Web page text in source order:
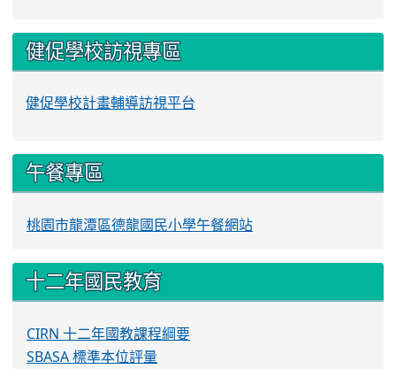
健促學校訪視專區
健促學校計畫輔導訪視平台
午餐專區
桃園市龍潭區德龍國民小學午餐網站
十二年國民教育
CIRN 十二年國教課程綱要
SBASA 標準本位評量